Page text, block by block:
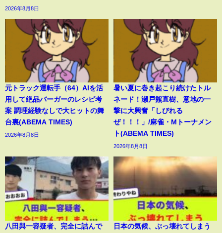
2026年8月8日
元トラック運転手（64）AIを活
用して絶品バーガーのレシピ考
案 調理経験なしで大ヒットの舞
台裏(ABEMA TIMES)
2026年8月8日
暑い夏に巻き起こり続けたトル
ネード！瀬戸熊直樹、意地の一
撃に大興奮「しびれる
ぜ！！！」/麻雀・Mトーナメン
ト(ABEMA TIMES)
2026年8月8日
八田與一容疑者、完全に詰んで
日本の気候、ぶっ壊れてしまう